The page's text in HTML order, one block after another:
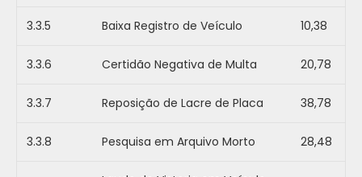
3.3.5 Baixa Registro de Veículo 10,38
3.3.6 Certidão Negativa de Multa 20,78
3.3.7 Reposição de Lacre de Placa 38,78
3.3.8 Pesquisa em Arquivo Morto 28,48